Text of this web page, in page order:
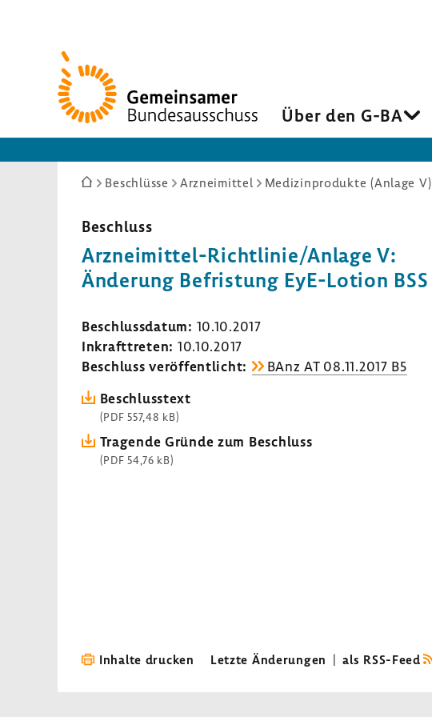
Zur
Startseite
Über den G-BA
Sie
hier:
Beschlüsse Arzneimittel Medizinprodukte (Anlage V)
Beschluss
Arzneimittel-​Richtlinie/Anlage V:
Ände­rung Befris­tung EyE-​Lotion BSS
Beschluss­datum: 10.10.2017
Inkraft­treten: 10.10.2017
Beschluss veröf­fent­licht:
BAnz AT 08.11.2017 B5
Beschluss­text
(PDF 557,48 kB)
Tragende Gründe zum Beschluss
(PDF 54,76 kB)
Inhalte drucken Letzte Änderungen | als RSS-Feed